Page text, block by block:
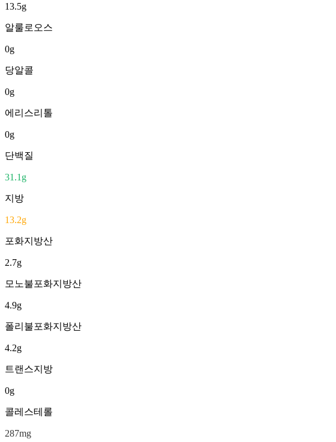
13.5g
알룰로오스
0g
당알콜
0g
에리스리톨
0g
단백질
31.1 g
지방
13.2g
포화지방산
2.7g
모노불포화지방산
4.9g
폴리불포화지방산
4.2g
트랜스지방
0g
콜레스테롤
287mg